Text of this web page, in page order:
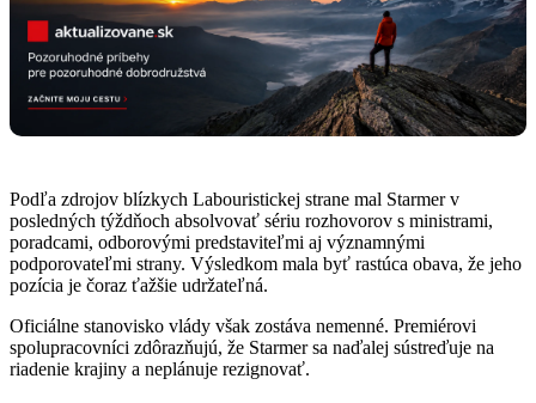
Podľa zdrojov blízkych Labouristickej strane mal Starmer v
posledných týždňoch absolvovať sériu rozhovorov s ministrami,
poradcami, odborovými predstaviteľmi aj významnými
podporovateľmi strany. Výsledkom mala byť rastúca obava, že jeho
pozícia je čoraz ťažšie udržateľná.
Oficiálne stanovisko vlády však zostáva nemenné. Premiérovi
spolupracovníci zdôrazňujú, že Starmer sa naďalej sústreďuje na
riadenie krajiny a neplánuje rezignovať.